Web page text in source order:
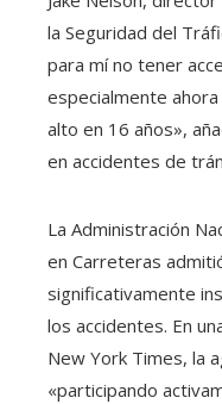
la Seguridad del
para mí no tener
especialmente
alto en 16 años»,
en accidentes de
La Administración
en Carreteras
significativamente
los accidentes. En
New York Times, la
«participando